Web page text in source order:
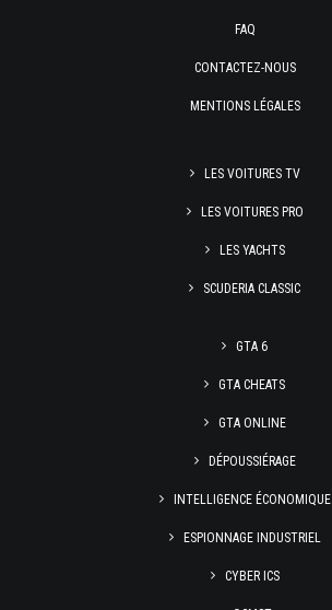
FAQ
CONTACTEZ-NOUS
MENTIONS LÉGALES
LES VOITURES TV
LES VOITURES PRO
LES YACHTS
SCUDERIA CLASSIC
GTA 6
GTA CHEATS
GTA ONLINE
DÉPOUSSIÉRAGE
INTELLIGENCE ÉCONOMIQUE
ESPIONNAGE INDUSTRIEL
CYBER ICS